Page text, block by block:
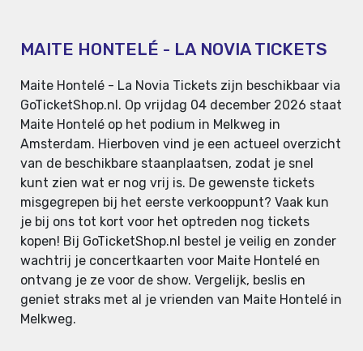
MAITE HONTELÉ - LA NOVIA TICKETS
Maite Hontelé - La Novia Tickets zijn beschikbaar via
GoTicketShop.nl. Op vrijdag 04 december 2026 staat
Maite Hontelé op het podium in Melkweg in
Amsterdam. Hierboven vind je een actueel overzicht
van de beschikbare staanplaatsen, zodat je snel
kunt zien wat er nog vrij is. De gewenste tickets
misgegrepen bij het eerste verkooppunt? Vaak kun
je bij ons tot kort voor het optreden nog tickets
kopen! Bij GoTicketShop.nl bestel je veilig en zonder
wachtrij je concertkaarten voor Maite Hontelé en
ontvang je ze voor de show. Vergelijk, beslis en
geniet straks met al je vrienden van Maite Hontelé in
Melkweg.